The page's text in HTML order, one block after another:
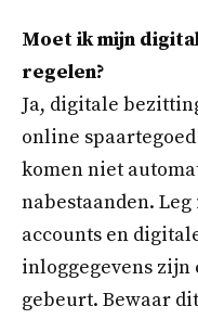
Moet ik mijn
regelen?
Ja, digitale
online
komen niet
nabestaanden.
accounts en
inloggegevens zijn
gebeurt. Bewaar